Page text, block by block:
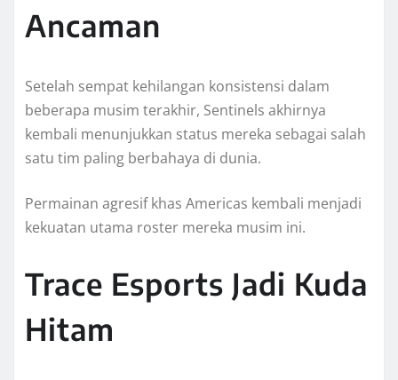
Ancaman
Setelah sempat kehilangan konsistensi dalam
beberapa musim terakhir, Sentinels akhirnya
kembali menunjukkan status mereka sebagai salah
satu tim paling berbahaya di dunia.
Permainan agresif khas Americas kembali menjadi
kekuatan utama roster mereka musim ini.
Trace Esports Jadi Kuda
Hitam